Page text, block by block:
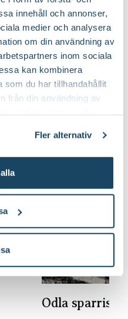
innehåll och annonser,
medier och analysera
om din användning av
inom sociala
kan kombinera
som du har tillhandahållit
från din användning av
Fler alternativ
Slut i lager
produktsida
Välj butik
Online
din sparrisodling
Odla sparris